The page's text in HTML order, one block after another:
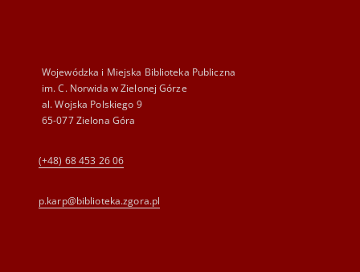
Wojewódzka i Miejska Biblioteka Publiczna
im. C. Norwida w Zielonej Górze
al. Wojska Polskiego 9
65-077 Zielona Góra
(+48) 68 453 26 06
p.karp@biblioteka.zgora.pl